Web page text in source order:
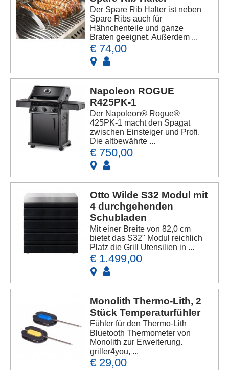
Der Spare Rib Halter ist neben
Spare Ribs auch für
Hähnchenteile und ganze
Braten geeignet. Außerdem ...
€ 74,00
Napoleon ROGUE
R425PK-1
Der Napoleon® Rogue®
425PK-1 macht den Spagat
zwischen Einsteiger und Profi.
Die altbewährte ...
€ 750,00
Otto Wilde S32 Modul mit
4 durchgehenden
Schubladen
Mit einer Breite von 82,0 cm
bietet das S32" Modul reichlich
Platz die Grill Utensilien in ...
€ 1.499,00
Monolith Thermo-Lith, 2
Stück Temperaturfühler
Fühler für den Thermo-Lith
Bluetooth Thermometer von
Monolith zur Erweiterung.
griller4you, ...
€ 29,00